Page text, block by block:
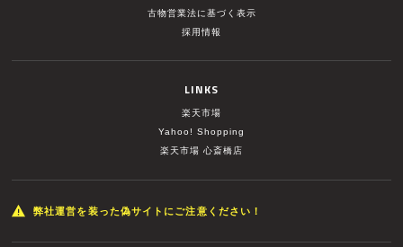
古物営業法に基づく表示
採用情報
LINKS
楽天市場
Yahoo! Shopping
楽天市場 心斎橋店
弊社運営を装った偽サイトにご注意ください！